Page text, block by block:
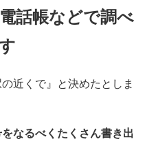
話帳などで調べ
近くで』と決めたとしま
なるべくたくさん書き出